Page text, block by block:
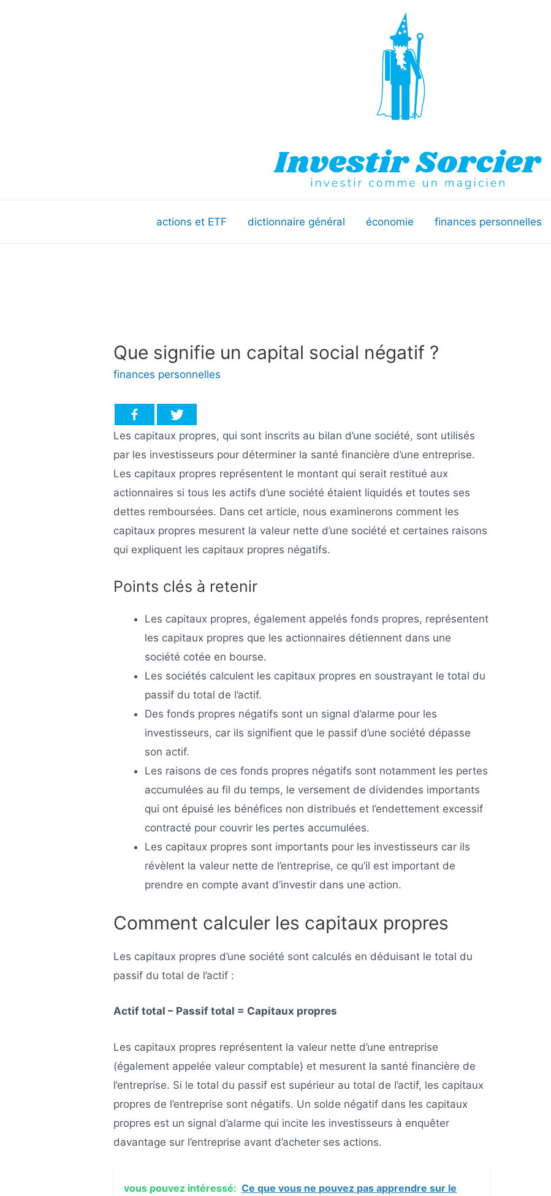
actions et ETF dictionnaire général économie finances personnelles
Que signifie un capital social négatif ?
finances personnelles
Les capitaux propres, qui sont inscrits au bilan d’une société, sont utilisés
par les investisseurs pour déterminer la santé financière d’une entreprise.
Les capitaux propres représentent le montant qui serait restitué aux
actionnaires si tous les actifs d’une société étaient liquidés et toutes ses
dettes remboursées. Dans cet article, nous examinerons comment les
capitaux propres mesurent la valeur nette d’une société et certaines raisons
qui expliquent les capitaux propres négatifs.
Points clés à retenir
Les capitaux propres, également appelés fonds propres, représentent
les capitaux propres que les actionnaires détiennent dans une
société cotée en bourse.
Les sociétés calculent les capitaux propres en soustrayant le total du
passif du total de l’actif.
Des fonds propres négatifs sont un signal d’alarme pour les
investisseurs, car ils signifient que le passif d’une société dépasse
son actif.
Les raisons de ces fonds propres négatifs sont notamment les pertes
accumulées au fil du temps, le versement de dividendes importants
qui ont épuisé les bénéfices non distribués et l’endettement excessif
contracté pour couvrir les pertes accumulées.
Les capitaux propres sont importants pour les investisseurs car ils
révèlent la valeur nette de l’entreprise, ce qu’il est important de
prendre en compte avant d’investir dans une action.
Comment calculer les capitaux propres
Les capitaux propres d’une société sont calculés en déduisant le total du
passif du total de l’actif :
Actif total – Passif total = Capitaux propres
Les capitaux propres représentent la valeur nette d’une entreprise
(également appelée valeur comptable) et mesurent la santé financière de
l’entreprise. Si le total du passif est supérieur au total de l’actif, les capitaux
propres de l’entreprise sont négatifs. Un solde négatif dans les capitaux
propres est un signal d’alarme qui incite les investisseurs à enquêter
davantage sur l’entreprise avant d’acheter ses actions.
vous pouvez intéressé: Ce que vous ne pouvez pas apprendre sur le